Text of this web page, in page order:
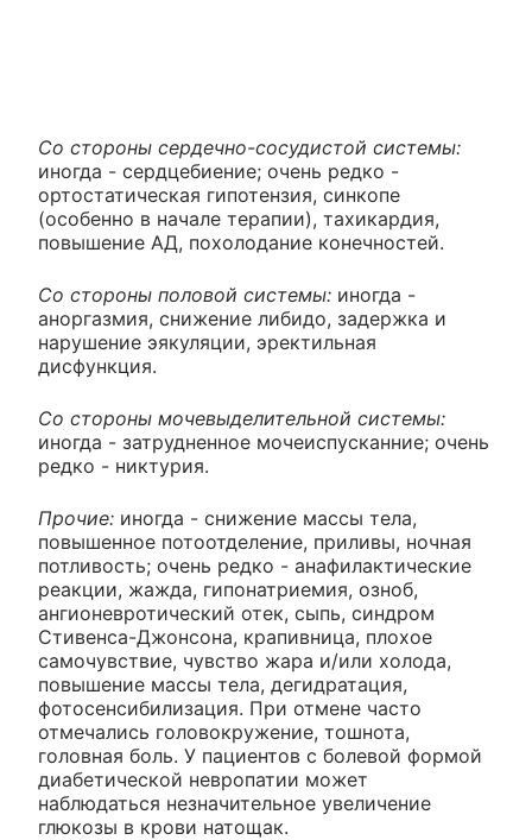
Со стороны сердечно-сосудистой системы:
иногда - сердцебиение; очень редко -
ортостатическая гипотензия, синкопе
(особенно в начале терапии), тахикардия,
повышение АД, похолодание конечностей.
Со стороны половой системы: иногда -
аноргазмия, снижение либидо, задержка и
нарушение эякуляции, эректильная
дисфункция.
Со стороны мочевыделительной системы:
иногда - затрудненное мочеиспусканние; очень
редко - никтурия.
Прочие: иногда - снижение массы тела,
повышенное потоотделение, приливы, ночная
потливость; очень редко - анафилактические
реакции, жажда, гипонатриемия, озноб,
ангионевротический отек, сыпь, синдром
Стивенса-Джонсона, крапивница, плохое
самочувствие, чувство жара и/или холода,
повышение массы тела, дегидратация,
фотосенсибилизация. При отмене часто
отмечались головокружение, тошнота,
головная боль. У пациентов с болевой формой
диабетической невропатии может
наблюдаться незначительное увеличение
глюкозы в крови натощак.